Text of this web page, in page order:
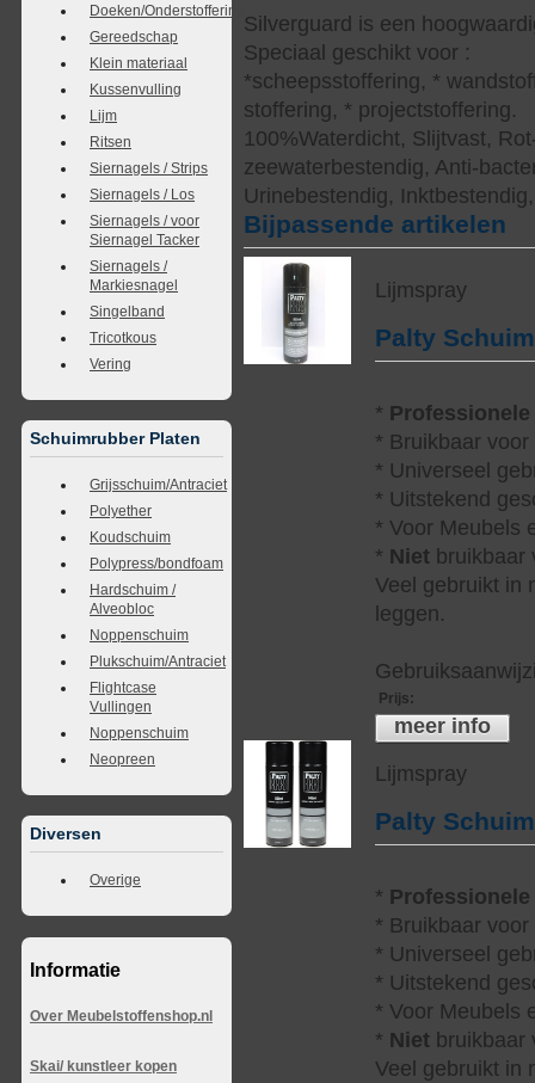
Doeken/Onderstoffering
Gereedschap
Klein materiaal
Kussenvulling
Lijm
Ritsen
Siernagels / Strips
Siernagels / Los
Siernagels / voor
Siernagel Tacker
Siernagels /
Markiesnagel
Singelband
Tricotkous
Vering
Schuimrubber Platen
Grijsschuim/Antraciet
Polyether
Koudschuim
Polypress/bondfoam
Hardschuim /
Alveobloc
Noppenschuim
Plukschuim/Antraciet
Flightcase
Vullingen
Noppenschuim
Neopreen
Diversen
Overige
Informatie
Over Meubelstoffenshop.nl
Skai/ kunstleer kopen
Silverguard is een
Speciaal geschikt voor :
*scheepsstoffering, *
stoffering, * projectstoffering.
100%Waterdicht, Slijtvast,
zeewaterbestendig, Anti-
Urinebestendig,
Bijpassende artikelen
Lijmspray
Palty
* Professionele
* Bruikbaar
* Universeel
* Uitstekend
* Voor Meubels
* Niet bruikbaar
Veel gebruikt in
leggen.
Prijs:
meer info
Lijmspray
Palty
* Professionele
* Bruikbaar
* Universeel
* Uitstekend
* Voor Meubels
* Niet bruikbaar
Veel gebruikt in